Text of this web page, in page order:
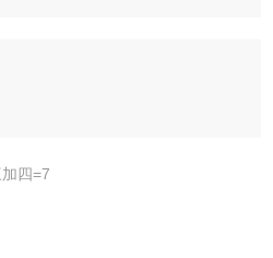
四=7